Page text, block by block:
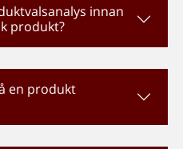
innan
produkt?
en produkt